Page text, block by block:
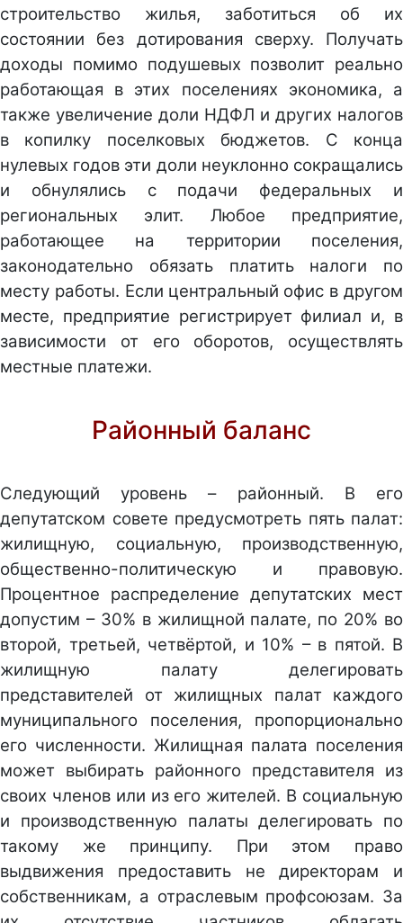
строительство жилья, заботиться об их
состоянии без дотирования сверху. Получать
доходы помимо подушевых позволит реально
работающая в этих поселениях экономика, а
также увеличение доли НДФЛ и других налогов
в копилку поселковых бюджетов. С конца
нулевых годов эти доли неуклонно сокращались
и обнулялись с подачи федеральных и
региональных элит. Любое предприятие,
работающее на территории поселения,
законодательно обязать платить налоги по
месту работы. Если центральный офис в другом
месте, предприятие регистрирует филиал и, в
зависимости от его оборотов, осуществлять
местные платежи.
Районный баланс
Следующий уровень – районный. В его
депутатском совете предусмотреть пять палат:
жилищную, социальную, производственную,
общественно-политическую и правовую.
Процентное распределение депутатских мест
допустим – 30% в жилищной палате, по 20% во
второй, третьей, четвёртой, и 10% – в пятой. В
жилищную палату делегировать
представителей от жилищных палат каждого
муниципального поселения, пропорционально
его численности. Жилищная палата поселения
может выбирать районного представителя из
своих членов или из его жителей. В социальную
и производственную палаты делегировать по
такому же принципу. При этом право
выдвижения предоставить не директорам и
собственникам, а отраслевым профсоюзам. За